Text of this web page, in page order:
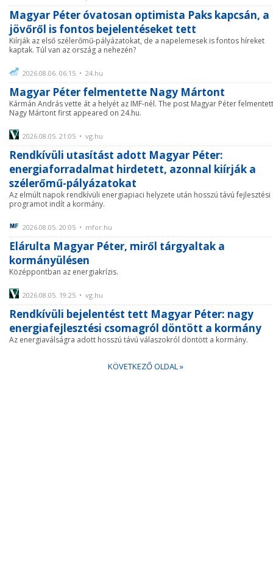
Magyar Péter óvatosan optimista Paks kapcsán, a
jövőről is fontos bejelentéseket tett
Kiírják az első szélerőmű-pályázatokat, de a napelemesek is fontos híreket
kaptak. Túl van az ország a nehezén?
2026.08.06. 06:15 • 24.hu
Magyar Péter felmentette Nagy Mártont
Kármán András vette át a helyét az IMF-nél. The post Magyar Péter
Nagy Mártont first appeared on 24.hu.
2026.08.05. 21:05 • vg.hu
Rendkívüli utasítást adott Magyar Péter:
energiaforradalmat hirdetett, azonnal kiírják a
szélerőmű-pályázatokat
Az elmúlt napok rendkívüli energiapiaci helyzete után hosszú távú fejlesztési
programot indít a kormány.
2026.08.05. 20:05 • mfor.hu
Elárulta Magyar Péter, miről tárgyaltak a
kormányülésen
Középpontban az energiakrízis.
2026.08.05. 19:25 • vg.hu
Rendkívüli bejelentést tett Magyar Péter: nagy
energiafejlesztési csomagról döntött a kormány
Az energiaválságra adott hosszú távú válaszokról döntött a kormány.
KÖVETKEZŐ OLDAL »